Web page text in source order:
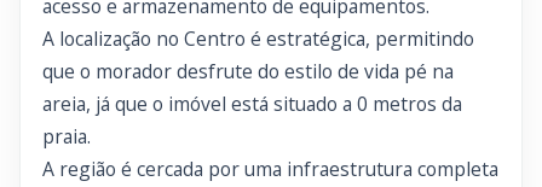
acesso e armazenamento de equipamentos.
A localização no Centro é estratégica, permitindo
que o morador desfrute do estilo de vida pé na
areia, já que o imóvel está situado a 0 metros da
praia.
A região é cercada por uma infraestrutura completa